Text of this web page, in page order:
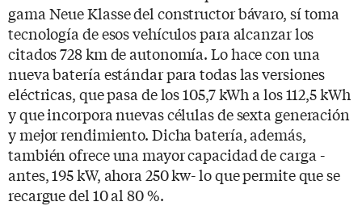
gama Neue Klasse del constructor bávaro, sí toma
tecnología de esos vehículos para alcanzar los
citados 728 km de autonomía. Lo hace con una
nueva batería estándar para todas las versiones
eléctricas, que pasa de los 105,7 kWh a los 112,5 kWh
y que incorpora nuevas células de sexta generación
y mejor rendimiento. Dicha batería, además,
también ofrece una mayor capacidad de carga -
antes, 195 kW, ahora 250 kw- lo que permite que se
recargue del 10 al 80 %.